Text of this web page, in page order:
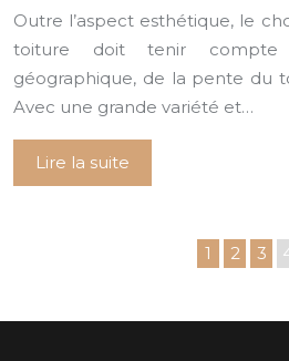
Outre l’aspect esthétique, le
toiture doit tenir compte
géographique, de la pente du
Avec une grande variété et…
Lire la suite
1 2 3